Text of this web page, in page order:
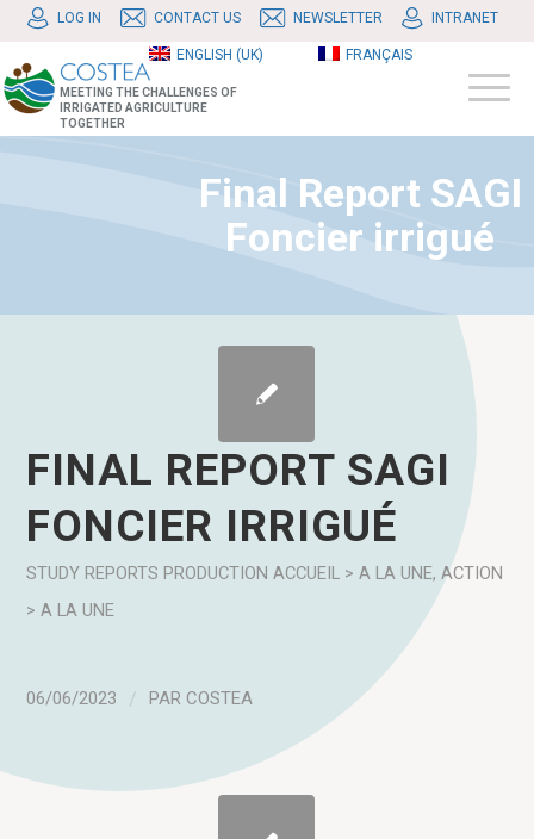
LOG IN CONTACT US NEWSLETTER INTRANET
ENGLISH (UK) FRANÇAIS
MEETING THE CHALLENGES OF
IRRIGATED AGRICULTURE
TOGETHER
Final Report SAGI
Foncier irrigué
FINAL REPORT SAGI
FONCIER IRRIGUÉ
STUDY REPORTS PRODUCTION ACCUEIL > A LA UNE,ACTION
> A LA UNE
06/06/2023 / PAR COSTEA